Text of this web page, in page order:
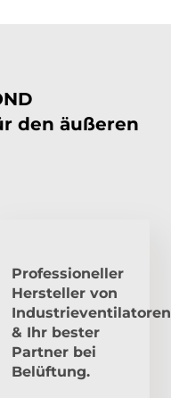
den äußeren
Professioneller
Hersteller von
Industrieventilatoren
& Ihr bester
Partner bei
Belüftung.